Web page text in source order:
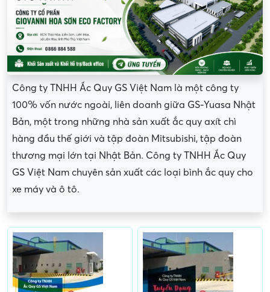
Công ty TNHH Ắc Quy GS Việt Nam là một công ty
100% vốn nước ngoài, liên doanh giữa GS-Yuasa Nhật
Bản, một trong những nhà sản xuất ắc quy axít chì
hàng đầu thế giới và tập đoàn Mitsubishi, tập đoàn
thương mại lớn tại Nhật Bản. Công ty TNHH Ắc Quy
GS Việt Nam chuyên sản xuất các loại bình ắc quy cho
xe máy và ô tô.